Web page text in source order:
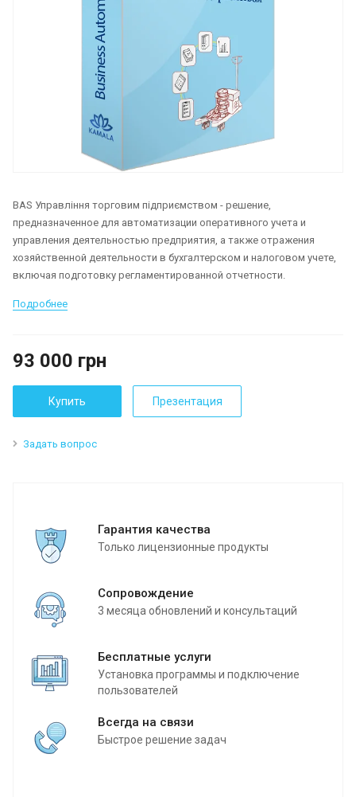
BAS Управління торговим підприємством - решение,
предназначенное для автоматизации оперативного учета и
управления деятельностью предприятия, а также отражения
хозяйственной деятельности в бухгалтерском и налоговом учете,
включая подготовку регламентированной отчетности.
Подробнее
93 000 грн
Купить Презентация
Задать вопрос
Гарантия качества
Только лицензионные продукты
Сопровождение
3 месяца обновлений и консультаций
Бесплатные услуги
Установка программы и подключение
пользователей
Всегда на связи
Быстрое решение задач